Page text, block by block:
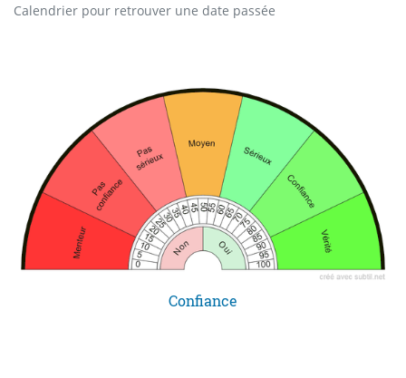
Calendrier pour retrouver une date passée
Confiance